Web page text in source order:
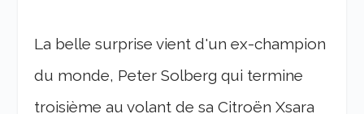
La belle surprise vient d'un ex-champion
du monde, Peter Solberg qui termine
troisième au volant de sa Citroën Xsara